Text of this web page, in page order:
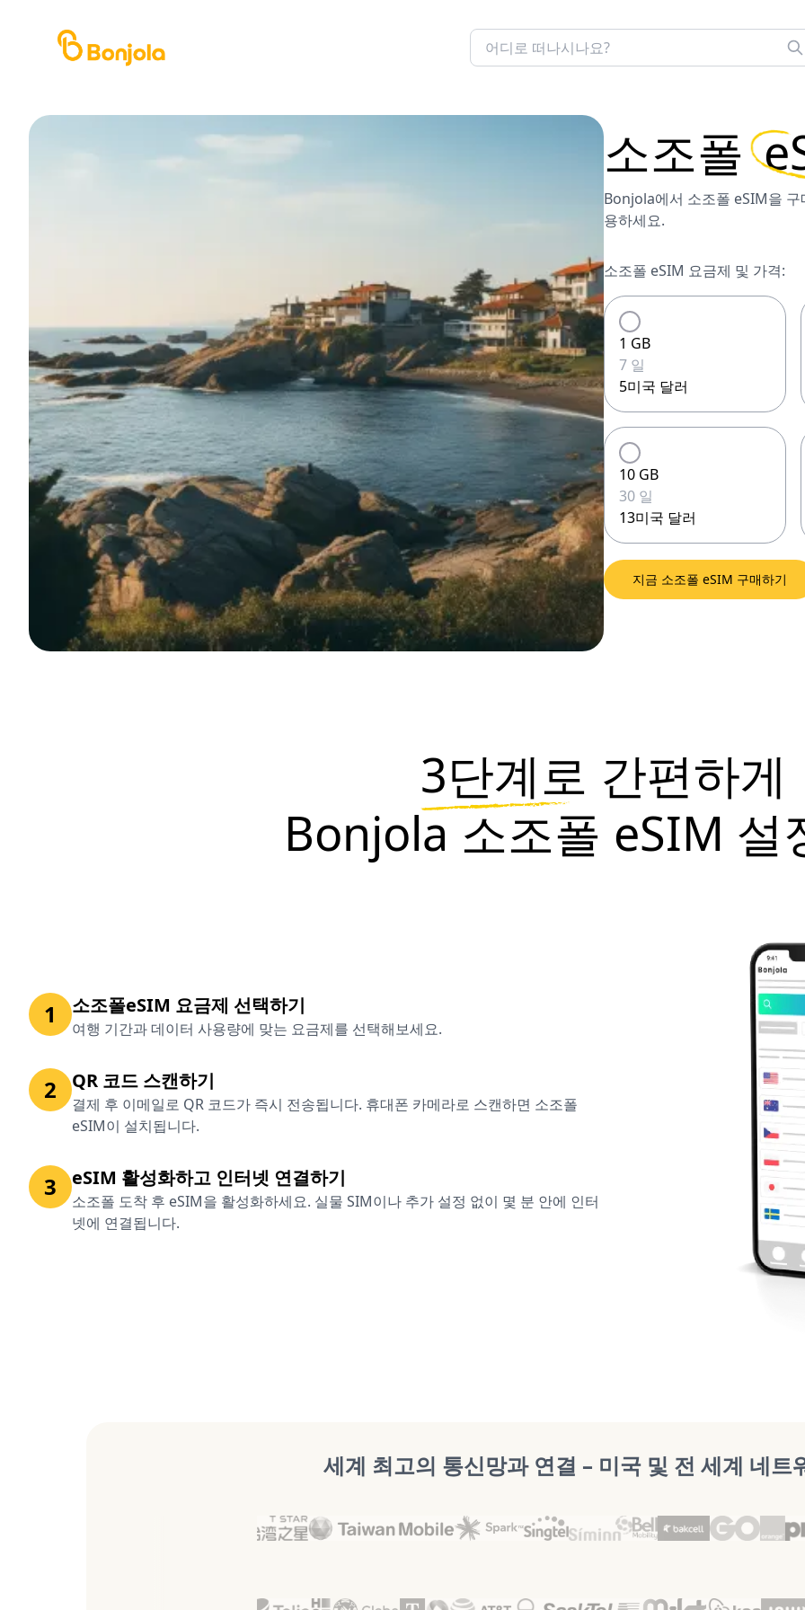
소조폴
Bonjola에서 소조폴 eSIM을
용하세요.
소조폴 eSIM 요금제 및 가격:
1 GB
7 일
5미국 달러
10 GB
30 일
13미국 달러
지금 소조폴 eSIM 구매하기
3단계로 간편하게
Bonjola 소조폴 eSIM 설
1 소조폴eSIM 요금제 선택하기
여행 기간과 데이터 사용량에 맞는 요금제를 선택해보세요.
2 QR 코드 스캔하기
결제 후 이메일로 QR 코드가 즉시 전송됩니다. 휴대폰 카메라로 스캔하면 소조폴
eSIM이 설치됩니다.
3 eSIM 활성화하고 인터넷 연결하기
소조폴 도착 후 eSIM을 활성화하세요. 실물 SIM이나 추가 설정 없이 몇 분 안에 인터
넷에 연결됩니다.
세계 최고의 통신망과 연결 – 미국 및 전 세계 네트